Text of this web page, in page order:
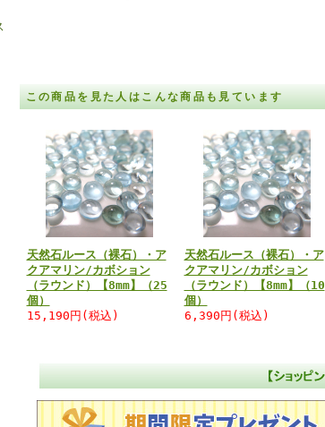
この商品を見た人はこんな商品も見ています
天然石ルース（裸石）・ア
クアマリン/カボション
（ラウンド）【8mm】（25
個）
15,190円(税込)
天然石ルース（裸石）・ア
クアマリン/カボション
（ラウンド）【8mm】（10
個）
6,390円(税込)